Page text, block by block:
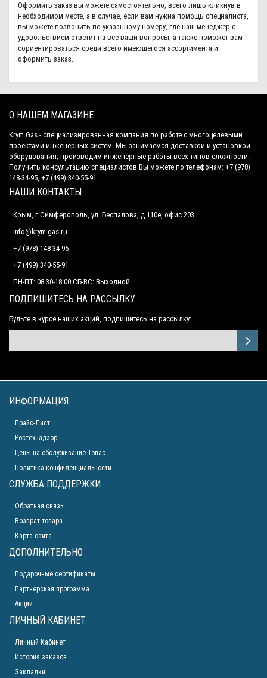
Оформить заказ вы можете самостоятельно, всего лишь кликнув в
необходимом месте, а в случае, если вам нужна помощь специалиста,
вы можете позвонить по указанному номеру, где наш менеджер с
удовольствием ответит на все ваши вопросы, а также поможет вам
сориентироваться среди всего имеющегося ассортимента и
оформить заказ.
О НАШЕМ МАГАЗИНЕ
Krym Gas - специализированная компания по работе с многоцелевыми
проектами инженерных систем. Мы занимаемся доставкой и установкой
оборудования, производим инженерные работы всех типов сложности.
Получить консультацию специалистов Вы можете по телефонам: +7 (978)
148-34-95, +7 (499) 340-55-91.
НАШИ КОНТАКТЫ
Крым, г.Симферополь, ул. Беспалова, д.110е, офис 203
info@krym-gas.ru
+7 (978) 148-34-95
+7 (499) 340-55-91 ​
ПН-ПТ: 08:30-18:00 СБ-ВС: Выходной
ПОДПИШИТЕСЬ НА РАССЫЛКУ
Будьте в курсе наших акций, подпишитесь на рассылку:
ИНФОРМАЦИЯ
Прайс-Лист
Ростехнадзор
Цены на обслуживание Топас
Политика конфиденциальности
СЛУЖБА ПОДДЕРЖКИ
Обратная связь
Возврат товара
Карта сайта
ДОПОЛНИТЕЛЬНО
Подарочные сертификаты
Партнерская программа
Акции
ЛИЧНЫЙ КАБИНЕТ
Личный Кабинет
История заказов
Закладки